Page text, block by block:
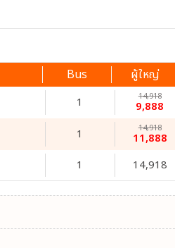
Bus ผู้ใหญ่
1 14,918
9,888
1 14,918
11,888
1 14,918